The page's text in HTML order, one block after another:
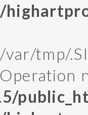
var/tmp/